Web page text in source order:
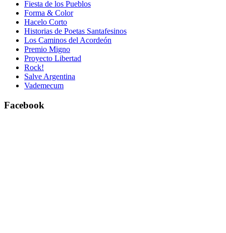
Fiesta de los Pueblos
Forma & Color
Hacelo Corto
Historias de Poetas Santafesinos
Los Caminos del Acordeón
Premio Migno
Proyecto Libertad
Rock!
Salve Argentina
Vademecum
Facebook